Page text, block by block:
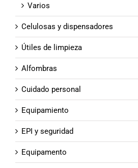
Varios
Celulosas y dispensadores
Útiles de limpieza
Alfombras
Cuidado personal
Equipamiento
EPI y seguridad
Equipamento